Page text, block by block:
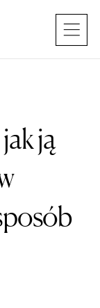
ją